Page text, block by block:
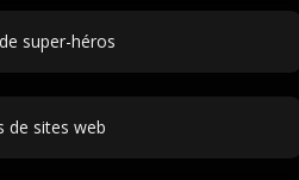
super-héros
de sites web